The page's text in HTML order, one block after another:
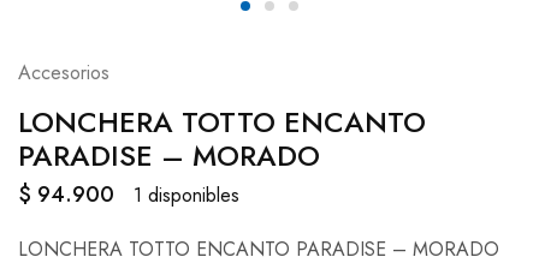
Accesorios
LONCHERA TOTTO ENCANTO
PARADISE – MORADO
$ 94.900
1 disponibles
LONCHERA TOTTO ENCANTO PARADISE – MORADO